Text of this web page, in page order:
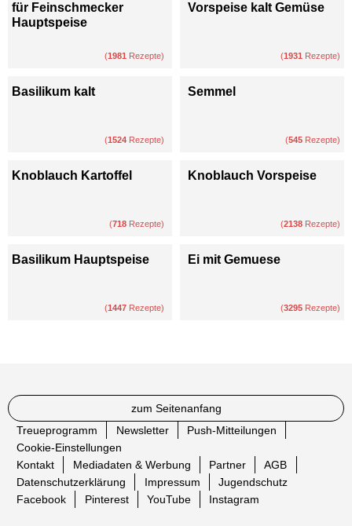
für Feinschmecker
Hauptspeise
(1981 Rezepte)
Vorspeise kalt Gemüse
(1931 Rezepte)
Basilikum kalt
(1524 Rezepte)
Semmel
(545 Rezepte)
Knoblauch Kartoffel
(718 Rezepte)
Knoblauch Vorspeise
(2138 Rezepte)
Basilikum Hauptspeise
(1447 Rezepte)
Ei mit Gemuese
(3295 Rezepte)
zum Seitenanfang
Treueprogramm
Newsletter
Push-Mitteilungen
Cookie-Einstellungen
Kontakt
Mediadaten & Werbung Partner
AGB
Datenschutzerklärung
Impressum
Jugendschutz
Facebook
Pinterest YouTube Instagram